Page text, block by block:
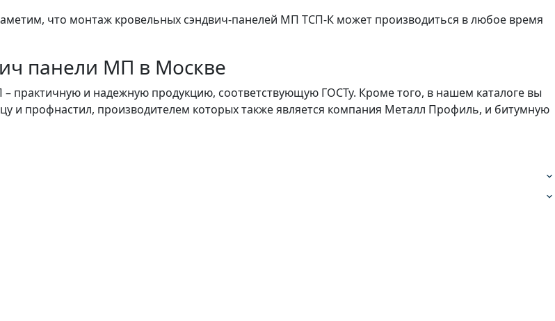
что монтаж кровельных сэндвич-панелей МП ТСП-К может производиться в любое время
панели МП в Москве
и надежную продукцию, соответствующую ГОСТу. Кроме того, в нашем каталоге вы
и профнастил, производителем которых также является компания Металл Профиль, и битумную